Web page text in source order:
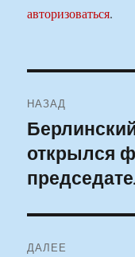
авторизоваться.
по
записям
НАЗАД
Предыдущая
запись:
открылся
ДАЛЕЕ